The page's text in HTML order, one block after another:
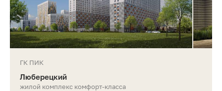
ГК ПИК
Люберецкий
жилой комплекс комфорт-класса